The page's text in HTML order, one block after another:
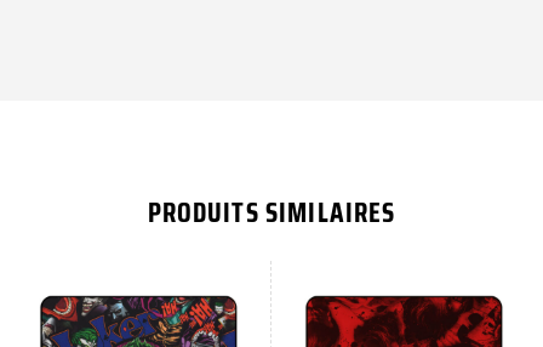
PRODUITS SIMILAIRES